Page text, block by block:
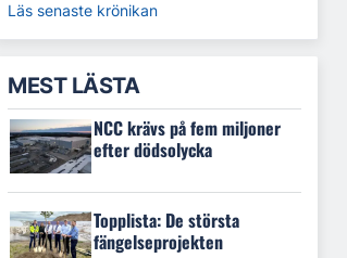
Läs senaste krönikan
MEST LÄSTA
NCC krävs på fem miljoner
efter dödsolycka
Topplista: De största
fängelseprojekten